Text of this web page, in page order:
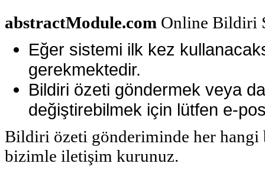
abstractModule.com Online Bildiri
Eğer sistemi ilk kez
gerekmektedir.
Bildiri özeti göndermek veya
değiştirebilmek için lütfen e-
Bildiri özeti gönderiminde her hangi
bizimle iletişim kurunuz.